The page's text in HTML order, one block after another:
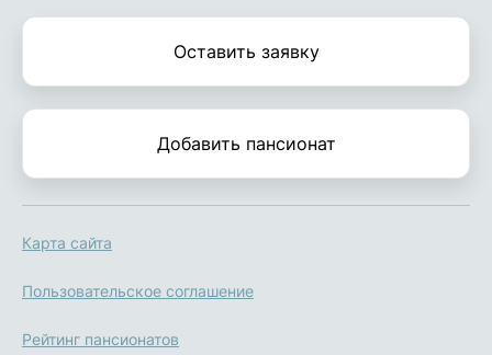
Оставить заявку
Добавить пансионат
Карта сайта
Пользовательское соглашение
Рейтинг пансионатов